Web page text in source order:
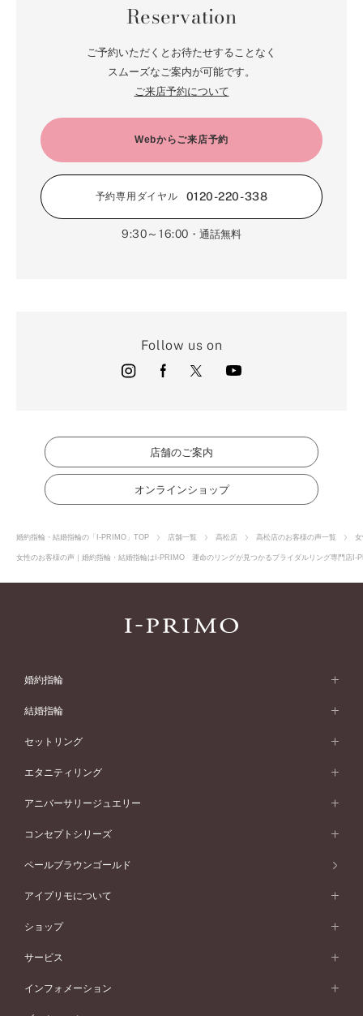
Reservation
ご予約いただくとお待たせすることなく
スムーズなご案内が可能です。
ご来店予約について
Webからご来店予約
予約専用ダイヤル 0120-220-338
9:30～16:00 ・通話無料
Follow us on
店舗のご案内
オンラインショップ
婚約指輪・結婚指輪の「I-PRIMO」TOP 店舗一覧 高松店 高松店のお客様の声一覧
女性のお客様の声｜婚約指輪・結婚指輪はI-PRIMO 運命のリングが見つかるブライダルリング専門店I-
婚約指輪
婚約指輪 (エンゲージリング)
婚約指輪一覧
ピンクゴールド
ペールブラウンゴールド
ウェーブライン
V字ライン
ワンサイドメレ
ダブルサイドメレ
シンプル
フェミニン
モード
50万円台～
40万円台～
30万円台～
婚約指輪 人気ランキング
婚約ネックレス
ダイヤモンドシェイプコレクション
結婚指輪
結婚指輪 (マリッジリング)
結婚指輪一覧
ピンクゴールド
ペールブラウンゴールド
ウェーブライン
V字ライン
ワンメレ
セベラルメレ
シンプル
フェミニン
モード
50万円～
40万円～50万円
セットリング
セットリング
セットリング一覧
ピンクゴールド
ペールブラウンゴールド
エタニティリング
エタニティリング
エタニティリング一覧
ピンクゴールド
ペールブラウンゴールド
アニバーサリージュエリー
アニバーサリージュエリー
アニバーサリージュエリー一覧
ファッションリング
ブレスレット
コンセプトシリーズ
コンセプトシリーズ
オリジンビリーフ
エトワル
スワハ
ペールブラウンゴールド
アイプリモについて
アイプリモについて
パーソナルハンド診断
デザインへのこだわり
ショップ
店舗一覧
北海道
サービス
プロポーズサポート
サービス
インフォメーション